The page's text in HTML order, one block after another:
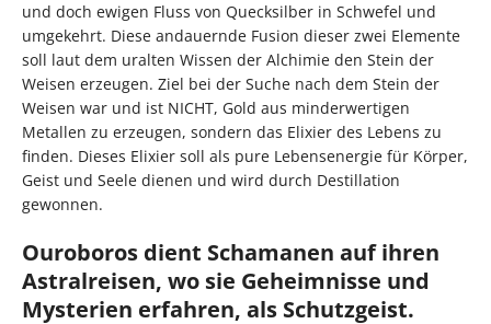
und doch ewigen Fluss von Quecksilber in Schwefel und
umgekehrt. Diese andauernde Fusion dieser zwei Elemente
soll laut dem uralten Wissen der Alchimie den Stein der
Weisen erzeugen. Ziel bei der Suche nach dem Stein der
Weisen war und ist NICHT, Gold aus minderwertigen
Metallen zu erzeugen, sondern das Elixier des Lebens zu
finden. Dieses Elixier soll als pure Lebensenergie für Körper,
Geist und Seele dienen und wird durch Destillation
gewonnen.
Ouroboros dient Schamanen auf ihren
Astralreisen, wo sie Geheimnisse und
Mysterien erfahren, als Schutzgeist.